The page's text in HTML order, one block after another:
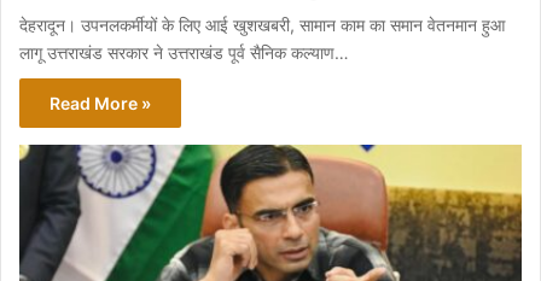
देहरादून। उपनलकर्मीयों के लिए आई खुशखबरी, सामान काम का समान वेतनमान हुआ
लागू उत्तराखंड सरकार ने उत्तराखंड पूर्व सैनिक कल्याण…
Read More »